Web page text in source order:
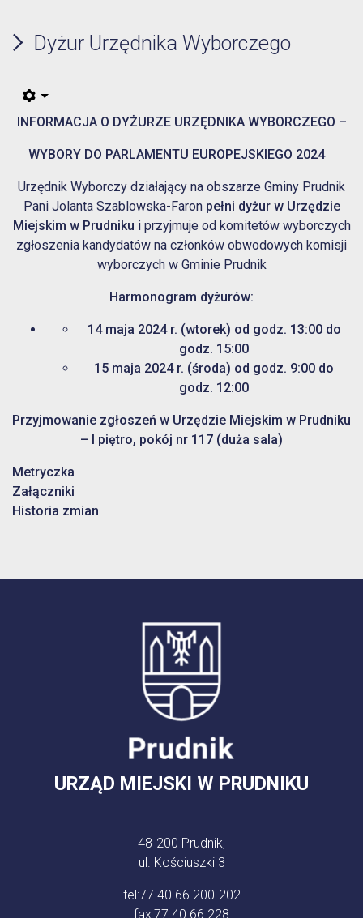
Dyżur Urzędnika Wyborczego
INFORMACJA O DYŻURZE URZĘDNIKA WYBORCZEGO –
WYBORY DO PARLAMENTU EUROPEJSKIEGO 2024
Urzędnik Wyborczy działający na obszarze Gminy Prudnik
Pani Jolanta Szablowska-Faronpełni dyżur w Urzędzie
Miejskim w Prudniku i przyjmuje od komitetów wyborczych
zgłoszenia kandydatów na członków obwodowych komisji
wyborczych w Gminie Prudnik
Harmonogram dyżurów:
14 maja 2024 r. (wtorek) od godz. 13:00 do
godz. 15:00
15 maja 2024 r. (środa) od godz. 9:00 do
godz. 12:00
Przyjmowanie zgłoszeń w Urzędzie Miejskim w Prudniku
– I piętro, pokój nr 117 (duża sala)
Metryczka
Załączniki
Historia zmian
URZĄD MIEJSKI W PRUDNIKU
48-200 Prudnik,
ul. Kościuszki 3
tel:77 40 66 200-202
fax:77 40 66 228